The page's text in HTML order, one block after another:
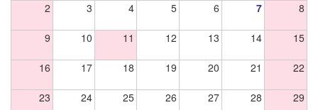
2 3 4 5 6 7 8
9 10 11 12 13 14 15
16 17 18 19 20 21 22
23 24 25 26 27 28 29